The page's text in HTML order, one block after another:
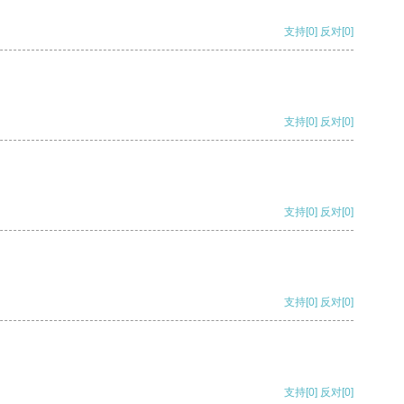
支持[0] 反对[0]
支持[0] 反对[0]
支持[0] 反对[0]
支持[0] 反对[0]
支持[0] 反对[0]